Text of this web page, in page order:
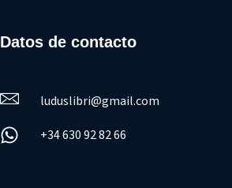
Datos de contacto
luduslibri@gmail.com
+34 630 92 82 66